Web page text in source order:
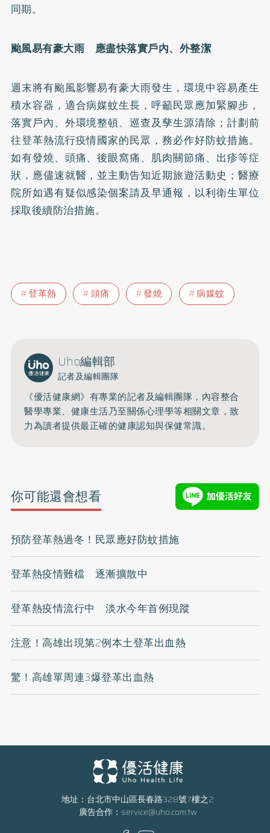
同期。
颱風易有豪大雨 應盡快落實戶內、外整潔
週末將有颱風影響易有豪大雨發生，環境中容易產生
積水容器，適合病媒蚊生長，呼籲民眾應加緊腳步，
落實戶內、外環境整頓、巡查及孳生源清除；計劃前
往登革熱流行疫情國家的民眾，務必作好防蚊措施。
如有發燒、頭痛、後眼窩痛、肌肉關節痛、出疹等症
狀，應儘速就醫，並主動告知近期旅遊活動史；醫療
院所如遇有疑似感染個案請及早通報，以利衛生單位
採取後續防治措施。
登革熱 頭痛 發燒 病媒蚊
Uho編輯部
記者及編輯團隊
《優活健康網》有專業的記者及編輯團隊，內容整合
醫學專業、健康生活乃至關係心理學等相關文章，致
力為讀者提供最正確的健康認知與保健常識。
你可能還會想看
預防登革熱過冬！民眾應好防蚊措施
登革熱疫情難檔 逐漸擴散中
登革熱疫情流行中 淡水今年首例現蹤
注意！高雄出現第2例本土登革出血熱
驚！高雄單周連3爆登革出血熱
地址：台北市中山區長春路328號7樓之2
廣告合作： service@uho.com.tw